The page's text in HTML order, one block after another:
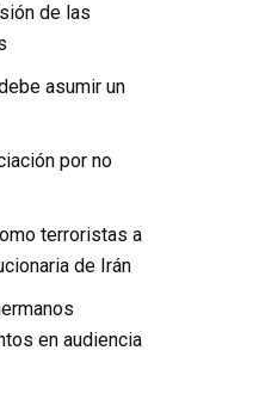
de las
asumir un
por no
terroristas a
de Irán
en audiencia